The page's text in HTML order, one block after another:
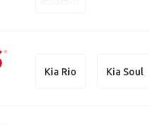
Kia Rio Kia Soul